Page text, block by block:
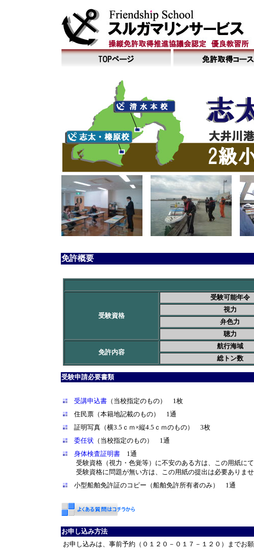
免許概要
受験資格
受験可能年令
視力
弁色力
聴力
免許内容
航行海域
総トン数
受験申請必要書類
受講申込書 （当校指定のもの） 1枚
住民票（本籍地記載のもの） 1通
証明写真（横3.5ｃｍ×縦4.5ｃｍのもの） 3枚
委任状 （当校指定のもの） 1通
身体検査証明書 1通
受験資格（視力・色覚等）に不安のある方は、この用紙にて
受験資格に問題が無い方は、この用紙の提出は必要ありませ
小型船舶免許証のコピー（船舶免許所有者のみ） 1通
お申し込み方法
お申し込みは、事前予約（０１２０－０１７－１２０）までお願